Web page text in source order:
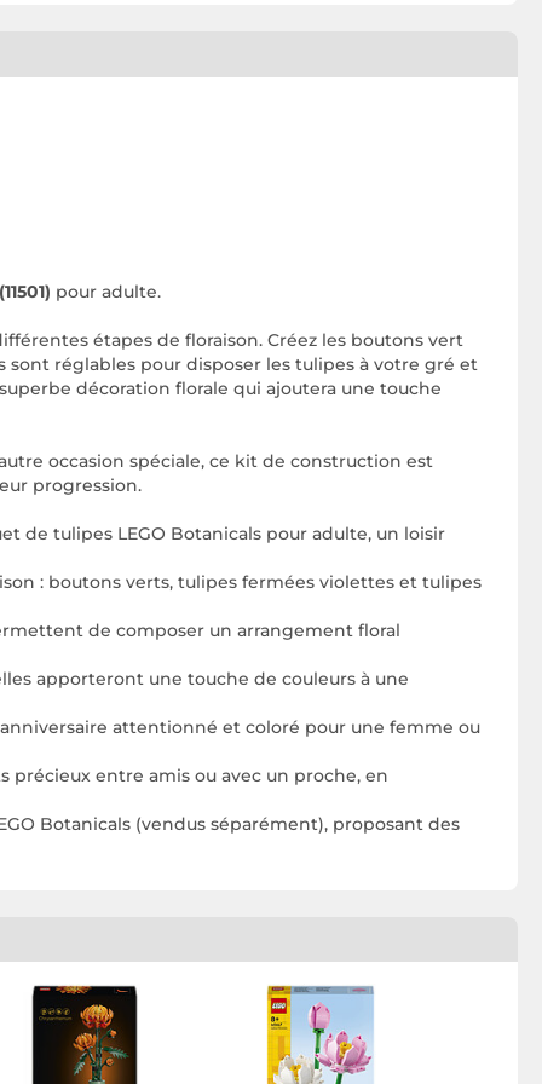
pour adulte.
étapes de floraison. Créez les boutons vert
sont réglables pour disposer les tulipes à votre gré et
décoration florale qui ajoutera une touche
occasion spéciale, ce kit de construction est
progression.
de tulipes LEGO Botanicals pour adulte, un loisir
: boutons verts, tulipes fermées violettes et tulipes
de composer un arrangement floral
apporteront une touche de couleurs à une
attentionné et coloré pour une femme ou
précieux entre amis ou avec un proche, en
Botanicals (vendus séparément), proposant des